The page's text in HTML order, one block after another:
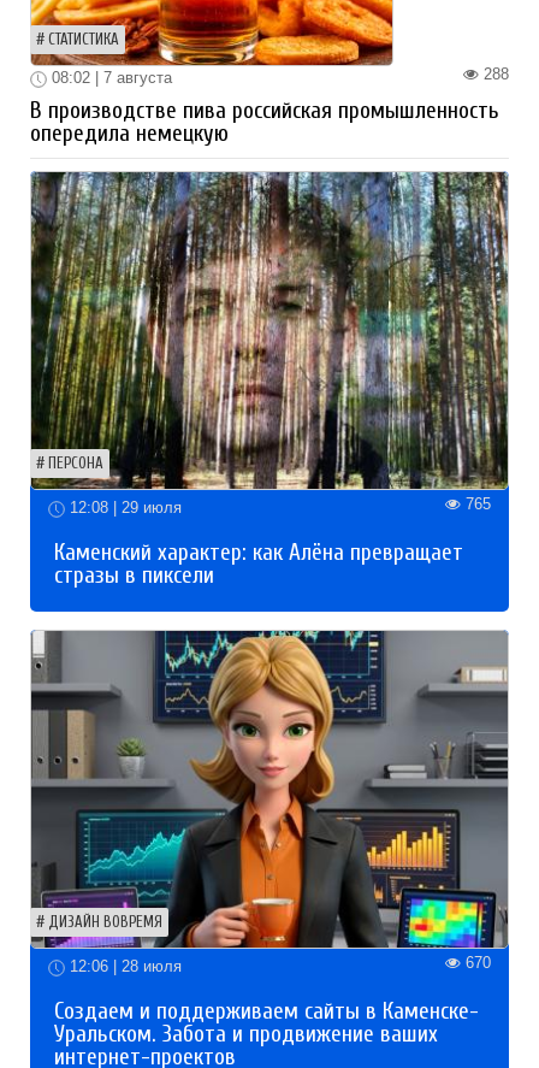
СТАТИСТИКА
288
08:02 | 7 августа
В производстве пива российская промышленность
опередила немецкую
ПЕРСОНА
12:08 | 29 июля 765
Каменский характер: как Алёна превращает
стразы в пиксели
ДИЗАЙН ВОВРЕМЯ
12:06 | 28 июля 670
Создаем и поддерживаем сайты в Каменске-
Уральском. Забота и продвижение ваших
интернет-проектов